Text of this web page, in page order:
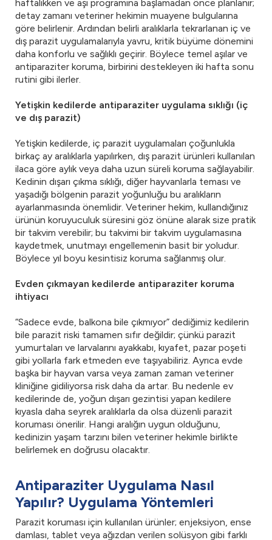
haftalıkken ve aşı programına başlamadan önce planlanır;
detay zamanı veteriner hekimin muayene bulgularına
göre belirlenir. Ardından belirli aralıklarla tekrarlanan iç ve
dış parazit uygulamalarıyla yavru, kritik büyüme dönemini
daha konforlu ve sağlıklı geçirir. Böylece temel aşılar ve
antiparaziter koruma, birbirini destekleyen iki hafta sonu
rutini gibi ilerler.
Yetişkin kedilerde antiparaziter uygulama sıklığı (iç
ve dış parazit)
Yetişkin kedilerde, iç parazit uygulamaları çoğunlukla
birkaç ay aralıklarla yapılırken, dış parazit ürünleri kullanılan
ilaca göre aylık veya daha uzun süreli koruma sağlayabilir.
Kedinin dışarı çıkma sıklığı, diğer hayvanlarla teması ve
yaşadığı bölgenin parazit yoğunluğu bu aralıkların
ayarlanmasında önemlidir. Veteriner hekim, kullandığınız
ürünün koruyuculuk süresini göz önüne alarak size pratik
bir takvim verebilir; bu takvimi bir takvim uygulamasına
kaydetmek, unutmayı engellemenin basit bir yoludur.
Böylece yıl boyu kesintisiz koruma sağlanmış olur.
Evden çıkmayan kedilerde antiparaziter koruma
ihtiyacı
“Sadece evde, balkona bile çıkmıyor” dediğimiz kedilerin
bile parazit riski tamamen sıfır değildir; çünkü parazit
yumurtaları ve larvalarını ayakkabı, kıyafet, pazar poşeti
gibi yollarla fark etmeden eve taşıyabiliriz. Ayrıca evde
başka bir hayvan varsa veya zaman zaman veteriner
kliniğine gidiliyorsa risk daha da artar. Bu nedenle ev
kedilerinde de, yoğun dışarı gezintisi yapan kedilere
kıyasla daha seyrek aralıklarla da olsa düzenli parazit
koruması önerilir. Hangi aralığın uygun olduğunu,
kedinizin yaşam tarzını bilen veteriner hekimle birlikte
belirlemek en doğrusu olacaktır.
Antiparaziter Uygulama Nasıl
Yapılır? Uygulama Yöntemleri
Parazit koruması için kullanılan ürünler; enjeksiyon, ense
damlası, tablet veya ağızdan verilen solüsyon gibi farklı